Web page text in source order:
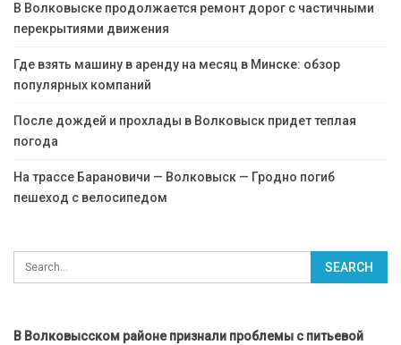
В Волковыске продолжается ремонт дорог с частичными
перекрытиями движения
Где взять машину в аренду на месяц в Минске: обзор
популярных компаний
После дождей и прохлады в Волковыск придет теплая
погода
На трассе Барановичи — Волковыск — Гродно погиб
пешеход с велосипедом
В Волковысском районе признали проблемы с питьевой